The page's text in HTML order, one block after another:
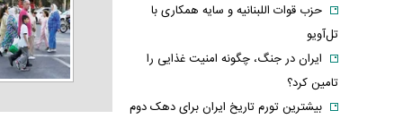
حزب قوات اللبنانیه و سایه همکاری با
تل‌آویو
ایران در جنگ، چگونه امنیت غذایی را
تامین کرد؟
بیشترین تورم تاریخ ایران برای دهک دوم